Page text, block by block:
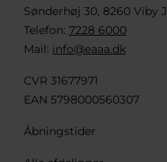
Sønderhøj 30, 8260 Viby J
Telefon: 7228 6000
Mail: info@eaaa.dk
CVR 31677971
EAN 5798000560307
Åbningstider